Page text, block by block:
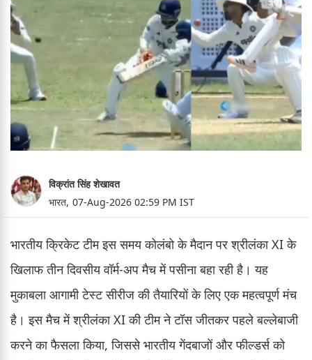
विक्रांत सिंह शेखावत
भारत, 07-Aug-2026 02:59 PM IST
भारतीय क्रिकेट टीम इस समय कोलंबो के मैदान पर श्रीलंका XI के
खिलाफ तीन दिवसीय वॉर्म-अप मैच में पसीना बहा रही है। यह
मुकाबला आगामी टेस्ट सीरीज की तैयारियों के लिए एक महत्वपूर्ण मंच
है। इस मैच में श्रीलंका XI की टीम ने टॉस जीतकर पहले बल्लेबाजी
करने का फैसला किया, जिससे भारतीय गेंदबाजों और फील्डर्स को